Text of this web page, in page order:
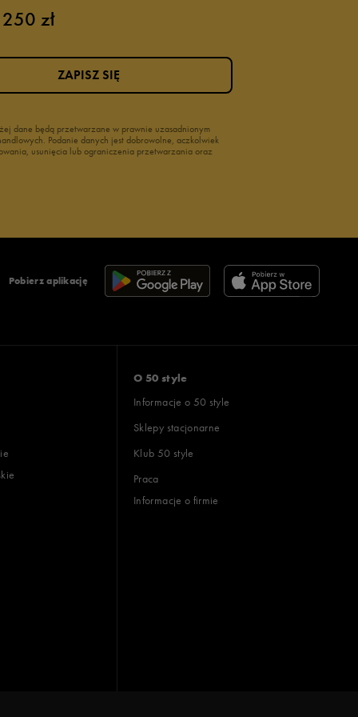
zł
dane będą przetwarzane w prawnie uzasadnionym
Podanie danych jest dobrowolne, aczkolwiek
usunięcia lub ograniczenia przetwarzania oraz
ZAPISZ SIĘ
Pobierz aplikację
O 50 style
Informacje o 50 style
Sklepy stacjonarne
Klub 50 style
Praca
Informacje o firmie